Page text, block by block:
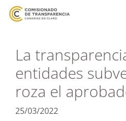
La
entidades
roza el
25/03/2022